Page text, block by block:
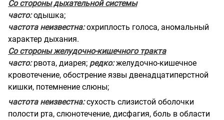
Со стороны дыхательной системы
часто:одышка;
частота неизвестна:охриплость голоса, аномальный
характер дыхания.
Со стороны желудочно-кишечного тракта
часто:рвота, диарея; редко:желудочно-кишечное
кровотечение, обострение язвы двенадцатиперстной
кишки, потемнение слюны;
частота неизвестна:сухость слизистой оболочки
полости рта, слюнотечение, дисфагия, боль в области